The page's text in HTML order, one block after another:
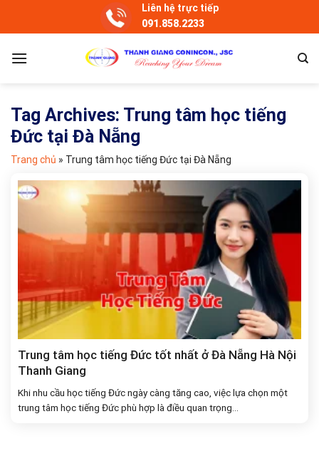
Liên hệ trực tiếp
091.858.2233
Tag Archives: Trung tâm học tiếng
Đức tại Đà Nẵng
Trang chủ » Trung tâm học tiếng Đức tại Đà Nẵng
Trung tâm học tiếng Đức tốt nhất ở Đà Nẵng Hà Nội
Thanh Giang
Khi nhu cầu học tiếng Đức ngày càng tăng cao, việc lựa chọn một
trung tâm học tiếng Đức phù hợp là điều quan trọng...